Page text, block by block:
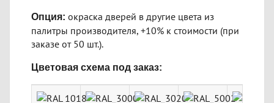
Опция: окраска дверей в другие цвета из
палитры производителя, +10% к стоимости (при
заказе от 50 шт.).
Цветовая схема под заказ: